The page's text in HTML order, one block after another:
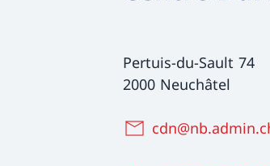
Pertuis-du-Sault 74
2000 Neuchâtel